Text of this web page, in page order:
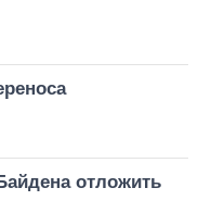
отложить